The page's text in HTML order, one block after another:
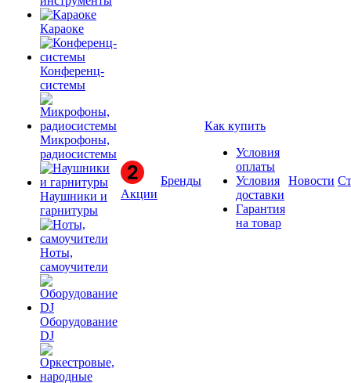
Караоке
Конференц-
системы
Микрофоны,
радиосистемы
Наушники и
гарнитуры
Ноты,
самоучители
Оборудование
DJ
Акции
Бренды
Как купить
Условия
оплаты
Условия
доставки
Гарантия
на товар
Новости